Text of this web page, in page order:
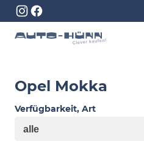
Opel Mokka
Verfügbarkeit, Art